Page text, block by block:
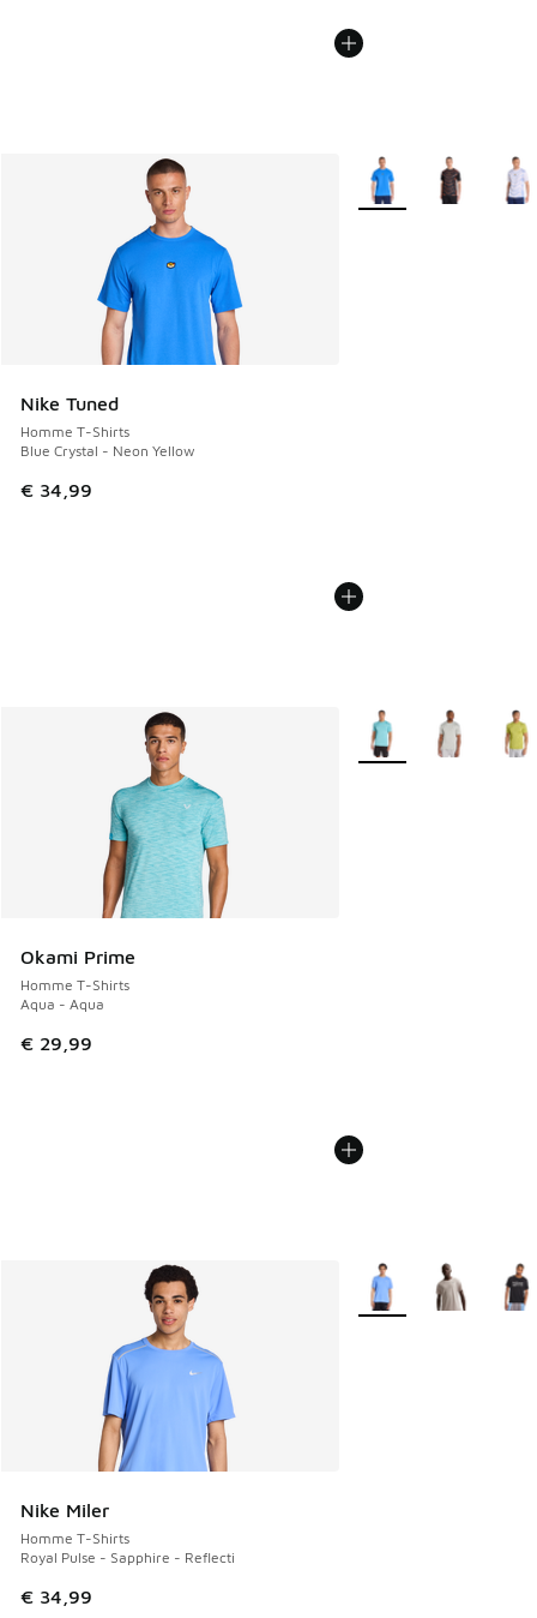
Nike Tuned
Homme T-Shirts
Blue Crystal - Neon Yellow
€ 34,99
Plus de couleurs
Okami Prime
Homme T-Shirts
Aqua - Aqua
€ 29,99
Plus de couleurs
Nike Miler
Homme T-Shirts
Royal Pulse - Sapphire - Reflecti
€ 34,99
Plus de couleurs